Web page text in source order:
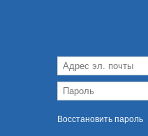
Восстановить пароль